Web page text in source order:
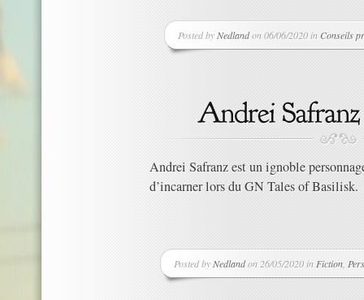
Posted byNedlandon 06/06/2020 in Conseils
Andrei Safranz est un ignoble
d’incarner lors du GN Tales of Basilisk.
Posted byNedlandon 26/05/2020 in Fiction